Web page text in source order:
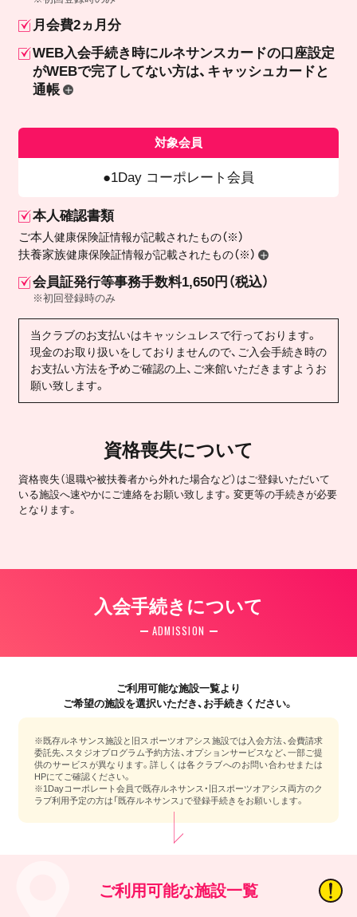
月会費2ヵ月分
WEB入会手続き時にルネサンスカードの口座設定
がWEBで完了してない方は、キャッシュカードと
通帳
対象会員
1Day コーポレート会員
本人確認書類
ご本人健康保険証情報が記載されたもの（※）
扶養家族健康保険証情報が記載されたもの（※）
会員証発行等事務手数料1,650円（税込）
※初回登録時のみ
当クラブのお支払いはキャッシュレスで行っております。
現金のお取り扱いをしておりませんので、ご入会手続き時の
お支払い方法を予めご確認の上、ご来館いただきますようお
願い致します。
資格喪失について
資格喪失（退職や被扶養者から外れた場合など）はご登録いただいて
いる施設へ速やかにご連絡をお願い致します。変更等の手続きが必要
となります。
入会手続きについて
ADMISSION
ご利用可能な施設一覧より
ご希望の施設を選択いただき、お手続きください。
※既存ルネサンス施設と旧スポーツオアシス施設では入会方法、会費請求
委託先、スタジオプログラム予約方法、オプションサービスなど、一部ご提
供のサービスが異なります。詳しくは各クラブへのお問い合わせまたは
HPにてご確認ください。
※1Dayコーポレート会員で既存ルネサンス・旧スポーツオアシス両方のク
ラブ利用予定の方は「既存ルネサンス」で登録手続きをお願いします。
ご利用可能な施設一覧